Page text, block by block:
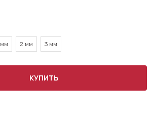
2 мм 3 мм
КУПИТЬ